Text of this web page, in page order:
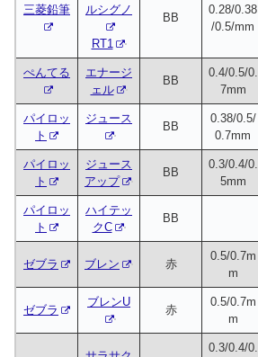
三菱鉛筆
ルシグノ
RT1
BB
0.28/0.38
/0.5/mm
ぺんてる
エナージ
ェル
BB
0.4/0.5/0.
7mm
パイロッ
ト
ジュース
BB
0.38/0.5/
0.7mm
パイロッ
ト
ジュース
アップ
BB
0.3/0.4/0.
5mm
パイロッ
ト
ハイテッ
クC
BB
ゼブラ ブレン 赤
0.5/0.7m
m
ゼブラ
ブレンU
赤
0.5/0.7m
m
0.3/0.4/0.